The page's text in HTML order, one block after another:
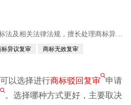
法及相关法律法规，擅长处理商标异
标异议复审 商标无效复审
以选择进行商标驳回复审
申请
。选择哪种方式更好，主要取决